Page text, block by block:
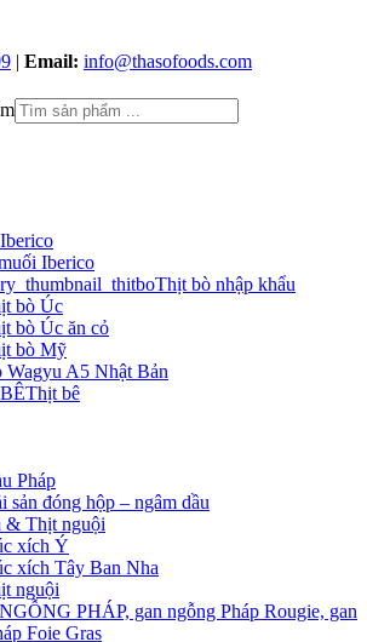
| Email: info@thasofoods.com
Iberico
Thịt bò nhập khẩu
bò Úc
bò Úc ăn cỏ
bò Mỹ
Wagyu A5 Nhật Bản
Thịt bê
Pháp
sản đóng hộp – ngâm dầu
& Thịt nguội
xích Ý
xích Tây Ban Nha
nguội